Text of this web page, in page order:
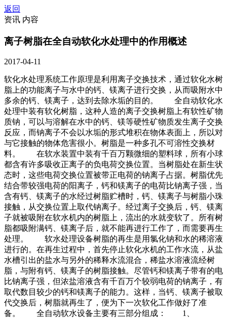
返回
资讯 内容
离子树脂在全自动软化水处理中的作用概述
2017-04-11
软化水处理系统工作原理是利用离子交换技术，通过软化水树
脂上的功能离子与水中的钙、镁离子进行交换，从而吸附水中
多余的钙、镁离子，达到去除水垢的目的。 全自动软化水
处理中装有软化树脂，这种人造的离子交换树脂上有软性矿物
质钠，可以与溶解在水中的钙、镁等硬性矿物质发生离子交换
反应，而钠离子不会以水垢的形式堆积在物体表面上，所以对
与它接触的物体危害很小。树脂是一种多孔不可溶性交换材
料。 在软水装置中装有千百万颗微细的塑料球，所有小球
都含有许多吸收正离子的负电荷交换位置。当树脂处在新生状
态时，这些电荷交换位置被带正电荷的钠离子占据。树脂优先
结合带较强电荷的阳离子，钙和镁离子的电荷比钠离子强，当
含有钙、镁离子的水经过树脂贮槽时，钙、镁离子与树脂小珠
接触，从交换位置上取代钠离子。经过离子交换后，钙、镁离
子就被吸附在软水机内的树脂上，流出的水就变软了。所有树
脂都吸附满钙、镁离子后，就不能再进行工作了，而需要再生
处理。 软水处理设备树脂的再生是用氯化钠和水的稀溶液
进行的。在再生过程中，首先停止软化水机的工作水流，从盐
水槽引出的盐水与另外的稀释水流混合，稀盐水溶液流经树
脂，与附有钙、镁离子的树脂接触。尽管钙和镁离子带有的电
比钠离子强，但浓盐溶液含有千百万个较弱电荷的钠离子，有
取代数目较少的钙和镁离子的能力。这样，当钙、镁离子被取
代交换后，树脂就再生了，便为下一次软化工作做好了准
备。 全自动软水设备主要有三部分组成： 1、